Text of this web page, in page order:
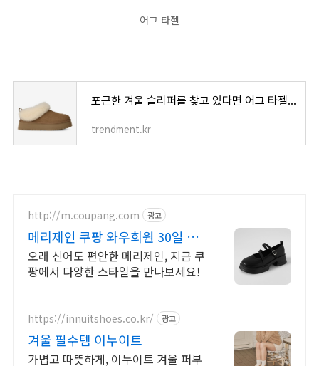
어그 타젤
포근한 겨울 슬리퍼를 찾고 있다면 어그 타젤을 추천해요! ✨ 사이즈 코디 팁도 함께 알려드릴
trendment.kr
http://m.coupang.com 광고
메리제인 쿠팡 와우회원 30일 무
료반품
오래 신어도 편안한 메리제인, 지금 쿠
팡에서 다양한 스타일을 만나보세요!
https://innuitshoes.co.kr/ 광고
겨울 필수템 이누이트
가볍고 따뜻하게, 이누이트 겨울 퍼부